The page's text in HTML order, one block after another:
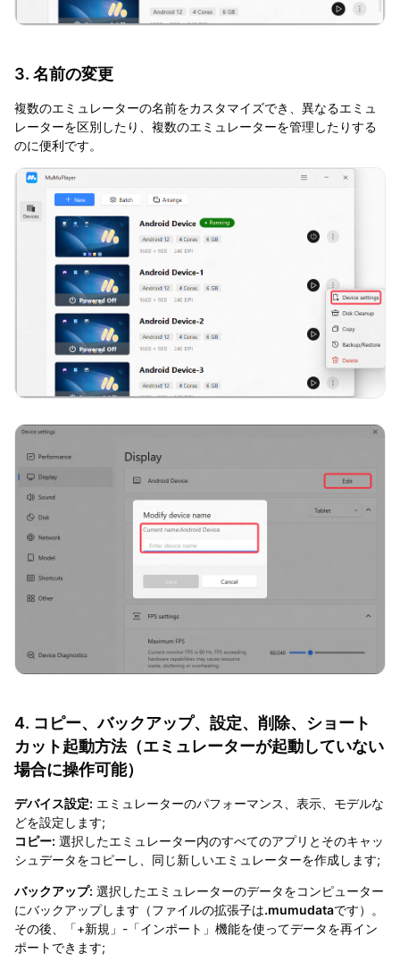
3. 名前の変更
複数のエミュレーターの名前をカスタマイズでき、異なるエミュ
レーターを区別したり、複数のエミュレーターを管理したりする
のに便利です。
4. コピー、バックアップ、設定、削除、ショート
カット起動方法（エミュレーターが起動していない
場合に操作可能）
デバイス設定: エミュレーターのパフォーマンス、表示、モデルな
どを設定します;
コピー: 選択したエミュレーター内のすべてのアプリとそのキャッ
シュデータをコピーし、同じ新しいエミュレーターを作成します;
バックアップ: 選択したエミュレーターのデータをコンピューター
にバックアップします（ファイルの拡張子は.mumudataです）。
その後、「+新規」-「インポート」機能を使ってデータを再イン
ポートできます;